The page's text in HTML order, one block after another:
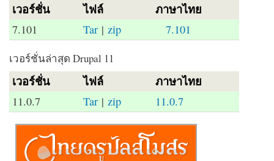
เวอร์ชั่น ไฟล์ ภาษาไทย
7.101 Tar |zip 7.101
เวอร์ชั่นล่าสุด Drupal 11
เวอร์ชั่น ไฟล์ ภาษาไทย
11.0.7 Tar | zip 11.0.7